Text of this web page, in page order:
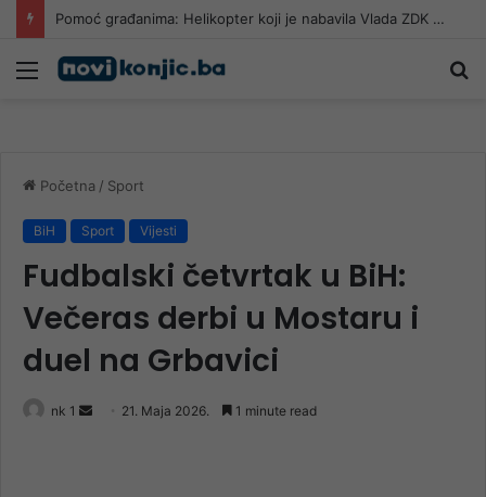
Caffe Central – Pekara Putnik i Jasmin Čilić – Žule prvi polufinalisti turnira “Jablanica 2026”
Meni
Početna / Sport
BiH Sport Vijesti
Fudbalski četvrtak u BiH:
Večeras derbi u Mostaru i
duel na Grbavici
nk 1
Send 21. Maja 2026. 1 minute read